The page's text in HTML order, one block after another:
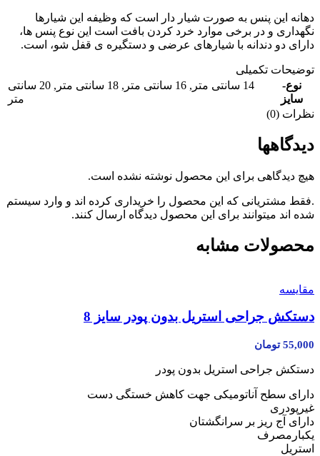
دهانه این پنس به صورت شیار دار است که وظیفه این شیارها
نگهداری و در برخی موارد خرد کردن بافت است این نوع پنس ها،
دارای دو دندانه با شیارهای عرضی و دستگیره ی قفل شو، است.
توضیحات تکمیلی
نوع-
سایز
14 سانتی متر , 16 سانتی متر , 18 سانتی متر ,
20 سانتی
متر
نظرات (0)
دیدگاهها
هیچ دیدگاهی برای این محصول نوشته نشده است.
.فقط مشتریانی که این محصول را خریداری کرده اند و وارد سیستم
شده اند میتوانند برای این محصول دیدگاه ارسال کنند.
محصولات مشابه
مقایسه
دستکش جراحی استریل بدون پودر سایز 8
55,000 تومان
دستکش جراحی استریل بدون پودر
دارای سطح آناتومیکی جهت کاهش خستگی دست
غیرپودری
دارای آج ریز بر سرانگشتان
یکبارمصرف
استریل